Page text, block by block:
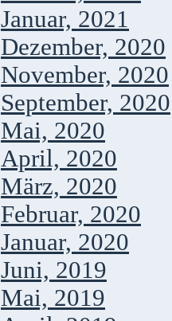
Januar, 2021
Dezember, 2020
November, 2020
September, 2020
Mai, 2020
April, 2020
März, 2020
Februar, 2020
Januar, 2020
Juni, 2019
Mai, 2019